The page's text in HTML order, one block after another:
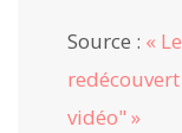
Source : «
vidéo" »